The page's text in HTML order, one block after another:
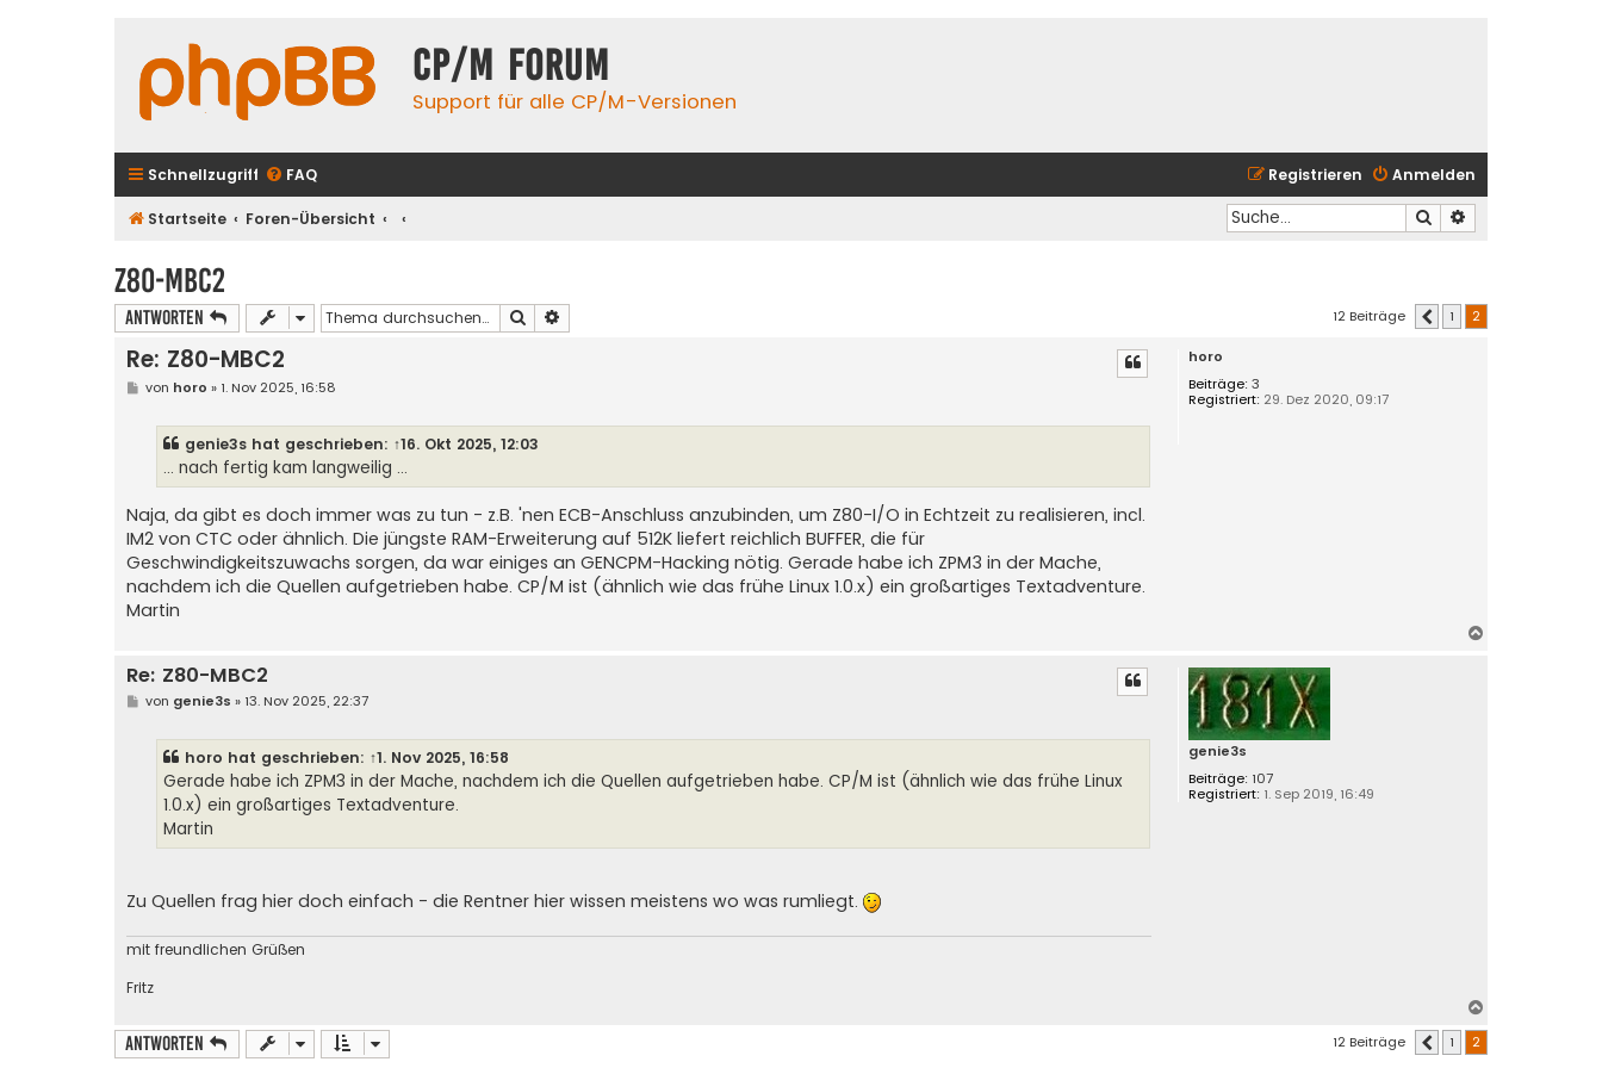
CP/M Forum
Support für alle CP/M-Versionen
Schnellzugriff FAQ Anmelden
Registrieren
Startseite Foren-Übersicht Suche
Z80-MBC2
Antworten Suche 12 Beiträge Vorherige
1 2
horo
Beiträge: 3
Registriert: 29. Dez 2020, 09:17
Re: Z80-MBC2
Bvon horo » 1. Nov 2025, 16:58
genie3s hat geschrieben: ↑16. Okt 2025, 12:03
... nach fertig kam langweilig ...
Naja, da gibt es doch immer was zu tun - z.B. 'nen ECB-Anschluss anzubinden, um Z80-I/O in Echtzeit zu realisieren, incl.
IM2 von CTC oder ähnlich. Die jüngste RAM-Erweiterung auf 512K liefert reichlich BUFFER, die für
Geschwindigkeitszuwachs sorgen, da war einiges an GENCPM-Hacking nötig. Gerade habe ich ZPM3 in der Mache,
nachdem ich die Quellen aufgetrieben habe. CP/M ist (ähnlich wie das frühe Linux 1.0.x) ein großartiges Textadventure.
Martin
genie3s
Beiträge: 107
Registriert: 1. Sep 2019, 16:49
Re: Z80-MBC2
Bvon genie3s » 13. Nov 2025, 22:37
horo hat geschrieben: ↑1. Nov 2025, 16:58
Gerade habe ich ZPM3 in der Mache, nachdem ich die Quellen aufgetrieben habe. CP/M ist (ähnlich wie das frühe Linux
1.0.x) ein großartiges Textadventure.
Martin
Zu Quellen frag hier doch einfach - die Rentner hier wissen meistens wo was rumliegt.
mit freundlichen Grüßen
Fritz
a
Antworten 12 Beiträge Vorherige
1 2